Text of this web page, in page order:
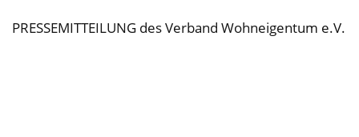
PRESSEMITTEILUNG des Verband Wohneigentum e.V.